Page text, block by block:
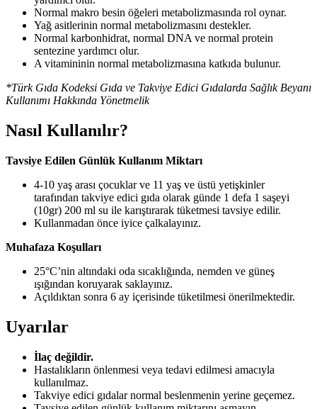
Normal makro besin öğeleri metabolizmasında rol oynar.
Yağ asitlerinin normal metabolizmasını destekler.
Normal karbonhidrat, normal DNA ve normal protein
sentezine yardımcı olur.
A vitamininin normal metabolizmasına katkıda bulunur.
*Türk Gıda Kodeksi Gıda ve Takviye Edici Gıdalarda Sağlık Beyanı
Kullanımı Hakkında Yönetmelik
Nasıl Kullanılır?
Tavsiye Edilen Günlük Kullanım Miktarı
4-10 yaş arası çocuklar ve 11 yaş ve üstü yetişkinler
tarafından takviye edici gıda olarak günde 1 defa 1 saşeyi
(10gr) 200 ml su ile karıştırarak tüketmesi tavsiye edilir.
Kullanmadan önce iyice çalkalayınız.
Muhafaza Koşulları
25°C’nin altındaki oda sıcaklığında, nemden ve güneş
ışığından koruyarak saklayınız.
Açıldıktan sonra 6 ay içerisinde tüketilmesi önerilmektedir.
Uyarılar
İlaç değildir.
Hastalıkların önlenmesi veya tedavi edilmesi amacıyla
kullanılmaz.
Takviye edici gıdalar normal beslenmenin yerine geçemez.